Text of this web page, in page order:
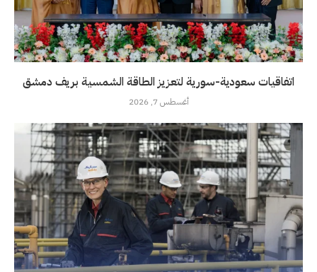
اتفاقيات سعودية-سورية لتعزيز الطاقة الشمسية بريف دمشق
أغسطس 7, 2026